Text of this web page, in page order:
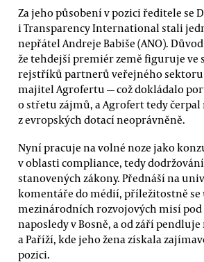
Za jeho působení v pozici ředitele se
i Transparency International stali
nepřátel Andreje Babiše (ANO).
že tehdejší premiér země figuruje ve
rejstříků partnerů veřejného
majitel Agrofertu — což dokládalo
o střetu zájmů, a Agrofert tedy
z evropských dotací neoprávněně.
Nyní pracuje na volné noze jako
v oblasti compliance, tedy
stanovených zákony. Přednáší na
komentáře do médií, příležitostně se
mezinárodních rozvojových misí pod
naposledy v Bosně, a od září
a Paříží, kde jeho žena získala
pozici.